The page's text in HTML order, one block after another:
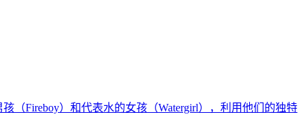
（Fireboy）和代表水的女孩（Watergirl），利用他们的独特